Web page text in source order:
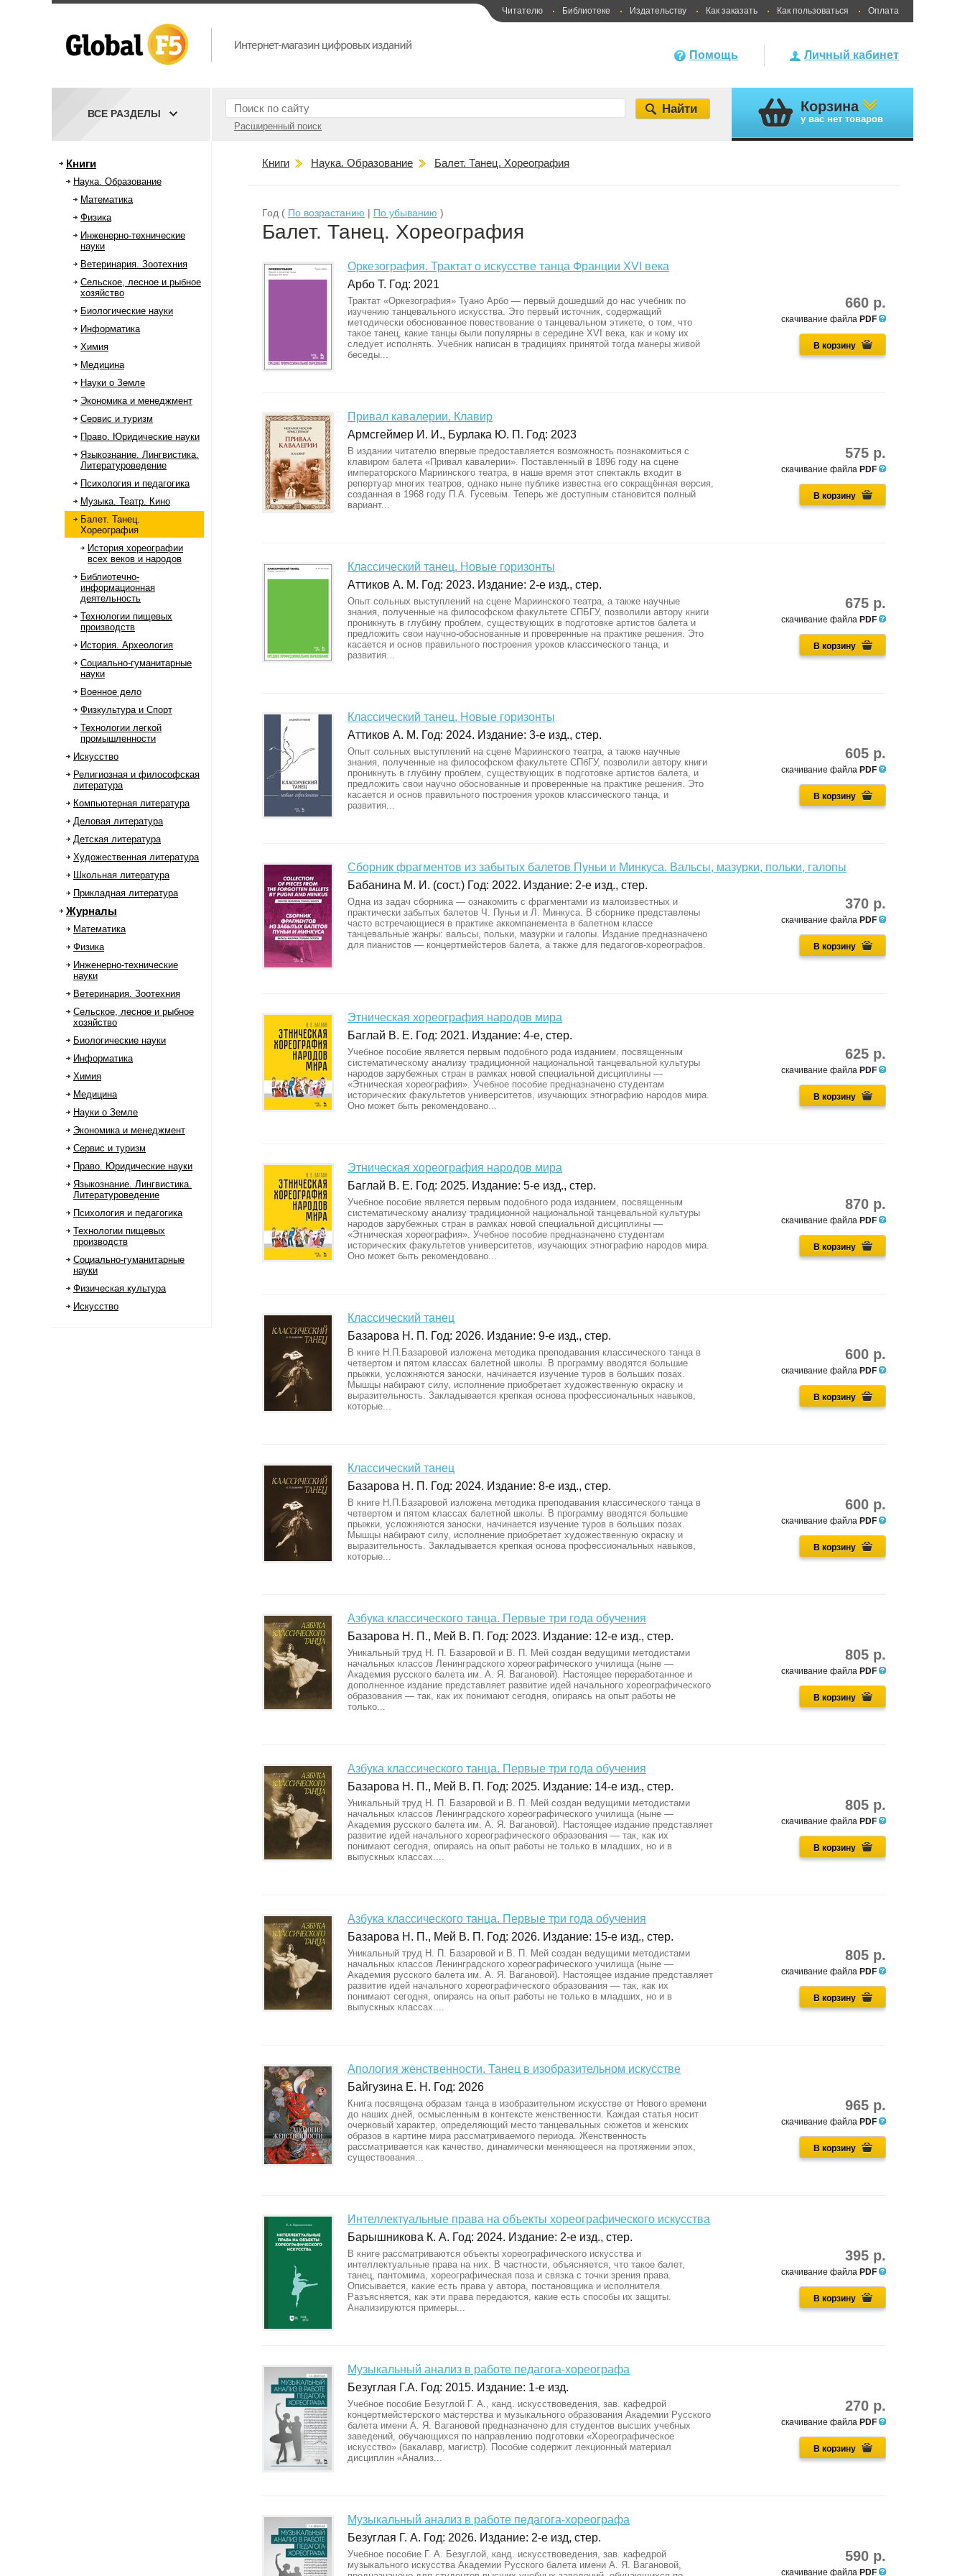
Читателю Библиотеке Издательству Как заказать Как пользоваться Оплата
Личный кабинет
Помощь
Расширенный поиск
ВСЕ РАЗДЕЛЫ Корзина
у вас нет товаров
Книги
Наука. Образование
Математика
Физика
Инженерно-технические
науки
Ветеринария. Зоотехния
Сельское, лесное и рыбное
хозяйство
Биологические науки
Информатика
Химия
Медицина
Науки о Земле
Экономика и менеджмент
Сервис и туризм
Право. Юридические науки
Языкознание. Лингвистика.
Литературоведение
Психология и педагогика
Музыка. Театр. Кино
Балет. Танец.
Хореография
История хореографии
всех веков и народов
Библиотечно-
информационная
деятельность
Технологии пищевых
производств
История. Археология
Социально-гуманитарные
науки
Военное дело
Физкультура и Спорт
Технологии легкой
промышленности
Искусство
Религиозная и философская
литература
Компьютерная литература
Деловая литература
Детская литература
Художественная литература
Школьная литература
Прикладная литература
Журналы
Математика
Физика
Инженерно-технические
науки
Ветеринария. Зоотехния
Сельское, лесное и рыбное
хозяйство
Биологические науки
Информатика
Химия
Медицина
Науки о Земле
Экономика и менеджмент
Сервис и туризм
Право. Юридические науки
Языкознание. Лингвистика.
Литературоведение
Психология и педагогика
Технологии пищевых
производств
Социально-гуманитарные
науки
Физическая культура
Искусство
Книги Наука. Образование Балет. Танец. Хореография
Год ( По возрастанию | По убыванию )
Балет. Танец. Хореография
Оркезография. Трактат о искусстве танца Франции XVI века
Арбо Т. Год: 2021
660 р.
скачивание файла PDF
В корзину
Трактат «Оркезография» Туано Арбо — первый дошедший до нас учебник по
изучению танцевального искусства. Это первый источник, содержащий
методически обоснованное повествование о танцевальном этикете, о том, что
такое танец, какие танцы были популярны в середине XVI века, как и кому их
следует исполнять. Учебник написан в традициях принятой тогда манеры живой
беседы...
Привал кавалерии. Клавир
Армсгеймер И. И., Бурлака Ю. П. Год: 2023
575 р.
скачивание файла PDF
В корзину
В издании читателю впервые предоставляется возможность познакомиться с
клавиром балета «Привал кавалерии». Поставленный в 1896 году на сцене
императорского Мариинского театра, в наше время этот спектакль входит в
репертуар многих театров, однако ныне публике известна его сокращённая версия,
созданная в 1968 году П.А. Гусевым. Теперь же доступным становится полный
вариант...
Классический танец. Новые горизонты
Аттиков А. М. Год: 2023. Издание: 2-е изд., стер.
675 р.
скачивание файла PDF
В корзину
Опыт сольных выступлений на сцене Мариинского театра, а также научные
знания, полученные на философском факультете СПБГУ, позволили автору книги
проникнуть в глубину проблем, существующих в подготовке артистов балета и
предложить свои научно-обоснованные и проверенные на практике решения. Это
касается и основ правильного построения уроков классического танца, и
развития...
Классический танец. Новые горизонты
Аттиков А. М. Год: 2024. Издание: 3-е изд., стер.
605 р.
скачивание файла PDF
В корзину
Опыт сольных выступлений на сцене Мариинского театра, а также научные
знания, полученные на философском факультете СПбГУ, позволили автору книги
проникнуть в глубину проблем, существующих в подготовке артистов балета, и
предложить свои научно обоснованные и проверенные на практике решения. Это
касается и основ правильного построения уроков классического танца, и
развития...
Сборник фрагментов из забытых балетов Пуньи и Минкуса. Вальсы, мазурки, польки, галопы
Бабанина М. И. (сост.) Год: 2022. Издание: 2-е изд., стер.
370 р.
скачивание файла PDF
В корзину
Одна из задач сборника — ознакомить с фрагментами из малоизвестных и
практически забытых балетов Ч. Пуньи и Л. Минкуса. В сборнике представлены
часто встречающиеся в практике аккомпанемента в балетном классе
танцевальные жанры: вальсы, польки, мазурки и галопы. Издание предназначено
для пианистов — концертмейстеров балета, а также для педагогов-хореографов.
Этническая хореография народов мира
Баглай В. Е. Год: 2021. Издание: 4-е, стер.
625 р.
скачивание файла PDF
В корзину
Учебное пособие является первым подобного рода изданием, посвященным
систематическому анализу традиционной национальной танцевальной культуры
народов зарубежных стран в рамках новой специальной дисциплины —
«Этническая хореография». Учебное пособие предназначено студентам
исторических факультетов университетов, изучающих этнографию народов мира.
Оно может быть рекомендовано...
Этническая хореография народов мира
Баглай В. Е. Год: 2025. Издание: 5-е изд., стер.
870 р.
скачивание файла PDF
В корзину
Учебное пособие является первым подобного рода изданием, посвященным
систематическому анализу традиционной национальной танцевальной культуры
народов зарубежных стран в рамках новой специальной дисциплины —
«Этническая хореография». Учебное пособие предназначено студентам
исторических факультетов университетов, изучающих этнографию народов мира.
Оно может быть рекомендовано...
Классический танец
Базарова Н. П. Год: 2026. Издание: 9-е изд., стер.
600 р.
скачивание файла PDF
В корзину
В книге Н.П.Базаровой изложена методика преподавания классического танца в
четвертом и пятом классах балетной школы. В программу вводятся большие
прыжки, усложняются заноски, начинается изучение туров в больших позах.
Мышцы набирают силу, исполнение приобретает художественную окраску и
выразительность. Закладывается крепкая основа профессиональных навыков,
которые...
Классический танец
Базарова Н. П. Год: 2024. Издание: 8-е изд., стер.
600 р.
скачивание файла PDF
В корзину
В книге Н.П.Базаровой изложена методика преподавания классического танца в
четвертом и пятом классах балетной школы. В программу вводятся большие
прыжки, усложняются заноски, начинается изучение туров в больших позах.
Мышцы набирают силу, исполнение приобретает художественную окраску и
выразительность. Закладывается крепкая основа профессиональных навыков,
которые...
Азбука классического танца. Первые три года обучения
Базарова Н. П., Мей В. П. Год: 2023. Издание: 12-е изд., стер.
805 р.
скачивание файла PDF
В корзину
Уникальный труд Н. П. Базаровой и В. П. Мей создан ведущими методистами
начальных классов Ленинградского хореографического училища (ныне —
Академия русского балета им. А. Я. Вагановой). Настоящее переработанное и
дополненное издание представляет развитие идей начального хореографического
образования — так, как их понимают сегодня, опираясь на опыт работы не
только...
Азбука классического танца. Первые три года обучения
Базарова Н. П., Мей В. П. Год: 2025. Издание: 14-е изд., стер.
805 р.
скачивание файла PDF
В корзину
Уникальный труд Н. П. Базаровой и В. П. Мей создан ведущими методистами
начальных классов Ленинградского хореографического училища (ныне —
Академия русского балета им. А. Я. Вагановой). Настоящее издание представляет
развитие идей начального хореографического образования — так, как их
понимают сегодня, опираясь на опыт работы не только в младших, но и в
выпускных классах....
Азбука классического танца. Первые три года обучения
Базарова Н. П., Мей В. П. Год: 2026. Издание: 15-е изд., стер.
805 р.
скачивание файла PDF
В корзину
Уникальный труд Н. П. Базаровой и В. П. Мей создан ведущими методистами
начальных классов Ленинградского хореографического училища (ныне —
Академия русского балета им. А. Я. Вагановой). Настоящее издание представляет
развитие идей начального хореографического образования — так, как их
понимают сегодня, опираясь на опыт работы не только в младших, но и в
выпускных классах....
Апология женственности. Танец в изобразительном искусстве
Байгузина Е. Н. Год: 2026
965 р.
скачивание файла PDF
В корзину
Книга посвящена образам танца в изобразительном искусстве от Нового времени
до наших дней, осмысленным в контексте женственности. Каждая статья носит
очерковый характер, определяющий место танцевальных сюжетов и женских
образов в картине мира рассматриваемого периода. Женственность
рассматривается как качество, динамически меняющееся на протяжении эпох,
существования...
Интеллектуальные права на объекты хореографического искусства
Барышникова К. А. Год: 2024. Издание: 2-е изд., стер.
395 р.
скачивание файла PDF
В корзину
В книге рассматриваются объекты хореографического искусства и
интеллектуальные права на них. В частности, объясняется, что такое балет,
танец, пантомима, хореографическая поза и связка с точки зрения права.
Описывается, какие есть права у автора, постановщика и исполнителя.
Разъясняется, как эти права передаются, какие есть способы их защиты.
Анализируются примеры...
Музыкальный анализ в работе педагога-хореографа
Безуглая Г.А. Год: 2015. Издание: 1-е изд.
270 р.
скачивание файла PDF
В корзину
Учебное пособие Безуглой Г. А., канд. искусствоведения, зав. кафедрой
концертмейстерского мастерства и музыкального образования Академии Русского
балета имени А. Я. Вагановой предназначено для студентов высших учебных
заведений, обучающихся по направлению подготовки «Хореографическое
искусство» (бакалавр, магистр). Пособие содержит лекционный материал
дисциплин «Анализ...
Музыкальный анализ в работе педагога-хореографа
Безуглая Г. А. Год: 2026. Издание: 2-е изд, стер.
590 р.
скачивание файла PDF
Учебное пособие Г. А. Безуглой, канд. искусствоведения, зав. кафедрой
музыкального искусства Академии Русского балета имени А. Я. Вагановой,